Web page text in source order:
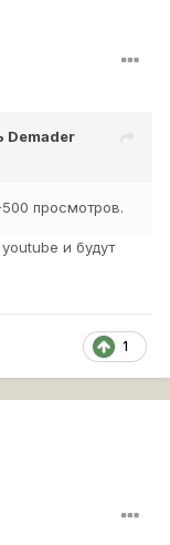
Demader
просмотров.
и будут
1